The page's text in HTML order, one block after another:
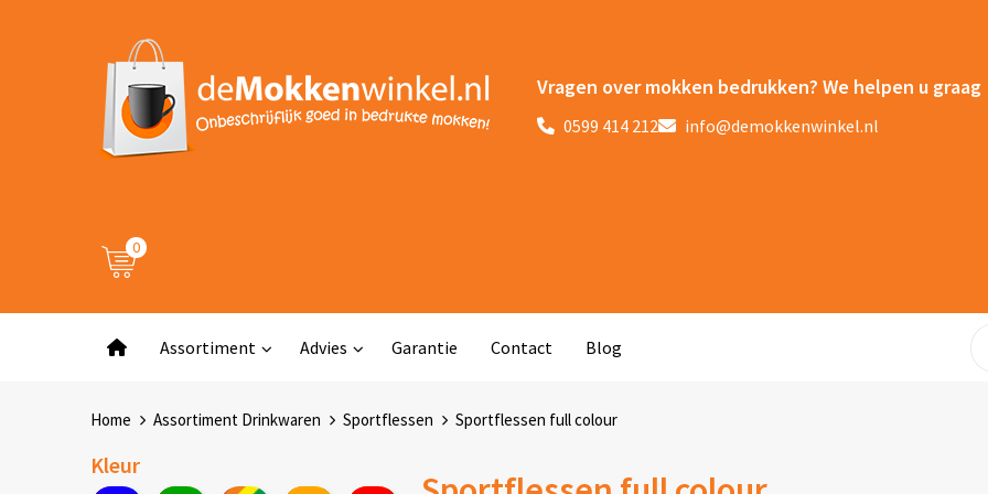
Vragen over mokken bedrukken? We helpen u graag
0599 414 212 info@demokkenwinkel.nl
0
Assortiment Advies Garantie Contact Blog
Home Assortiment Drinkwaren Sportflessen Sportflessen full colour
Kleur